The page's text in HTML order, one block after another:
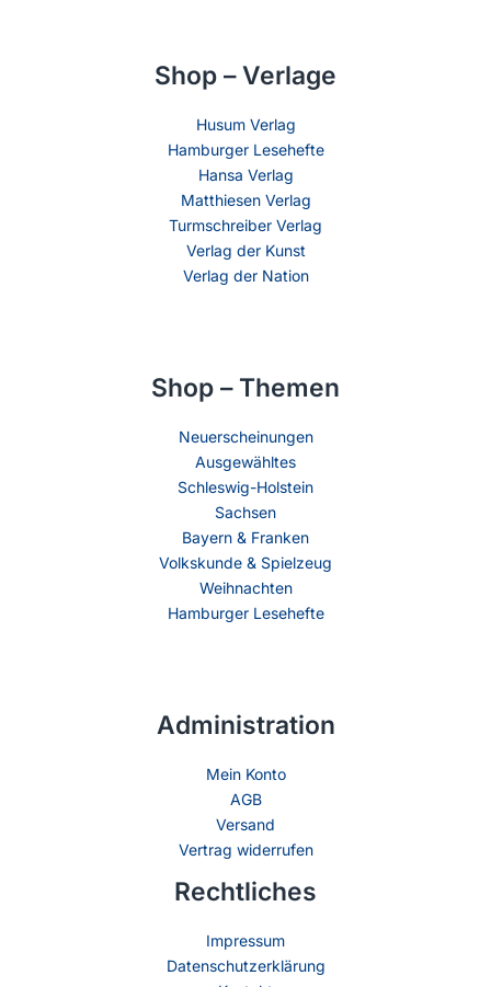
Shop – Verlage
Husum Verlag
Hamburger Lesehefte
Hansa Verlag
Matthiesen Verlag
Turmschreiber Verlag
Verlag der Kunst
Verlag der Nation
Shop – Themen
Neuerscheinungen
Ausgewähltes
Schleswig-Holstein
Sachsen
Bayern & Franken
Volkskunde & Spielzeug
Weihnachten
Hamburger Lesehefte
Administration
Mein Konto
AGB
Versand
Vertrag widerrufen
Rechtliches
Impressum
Datenschutzerklärung